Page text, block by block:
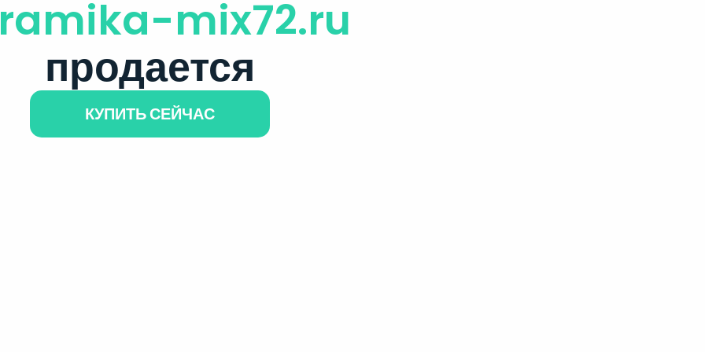
mix72.ru
продается
КУПИТЬ СЕЙЧАС